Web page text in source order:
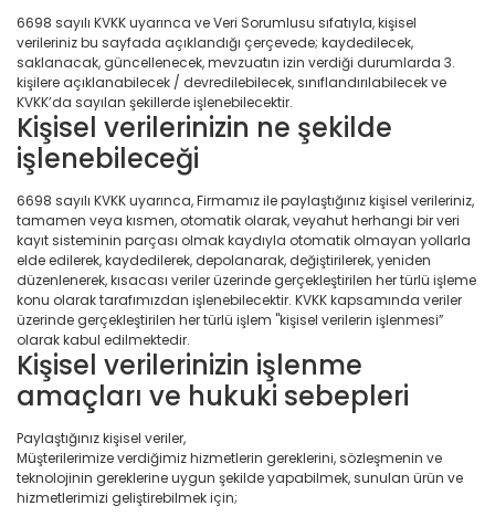
6698 sayılı KVKK uyarınca ve Veri Sorumlusu sıfatıyla, kişisel
verileriniz bu sayfada açıklandığı çerçevede; kaydedilecek,
saklanacak, güncellenecek, mevzuatın izin verdiği durumlarda 3.
kişilere açıklanabilecek / devredilebilecek, sınıflandırılabilecek ve
KVKK’da sayılan şekillerde işlenebilecektir.
Kişisel verilerinizin ne şekilde
işlenebileceği
6698 sayılı KVKK uyarınca, Firmamız ile paylaştığınız kişisel verileriniz,
tamamen veya kısmen, otomatik olarak, veyahut herhangi bir veri
kayıt sisteminin parçası olmak kaydıyla otomatik olmayan yollarla
elde edilerek, kaydedilerek, depolanarak, değiştirilerek, yeniden
düzenlenerek, kısacası veriler üzerinde gerçekleştirilen her türlü işleme
konu olarak tarafımızdan işlenebilecektir. KVKK kapsamında veriler
üzerinde gerçekleştirilen her türlü işlem "kişisel verilerin işlenmesi”
olarak kabul edilmektedir.
Kişisel verilerinizin işlenme
amaçları ve hukuki sebepleri
Paylaştığınız kişisel veriler,
Müşterilerimize verdiğimiz hizmetlerin gereklerini, sözleşmenin ve
teknolojinin gereklerine uygun şekilde yapabilmek, sunulan ürün ve
hizmetlerimizi geliştirebilmek için;